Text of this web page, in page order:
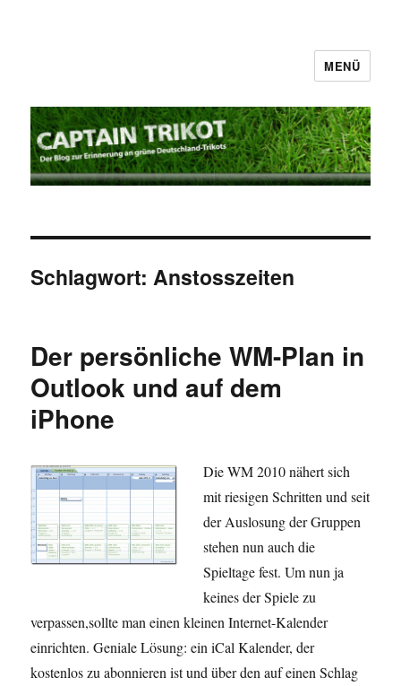
MENÜ
Schlagwort:Anstosszeiten
Der persönliche WM-Plan in
Outlook und auf dem
iPhone
Die WM 2010 nähert sich
mit riesigen Schritten und seit
der Auslosung der Gruppen
stehen nun auch die
Spieltage fest. Um nun ja
keines der Spiele zu
verpassen,sollte man einen kleinen Internet-Kalender
einrichten. Geniale Lösung: ein iCal Kalender, der
kostenlos zu abonnieren ist und über den auf einen Schlag